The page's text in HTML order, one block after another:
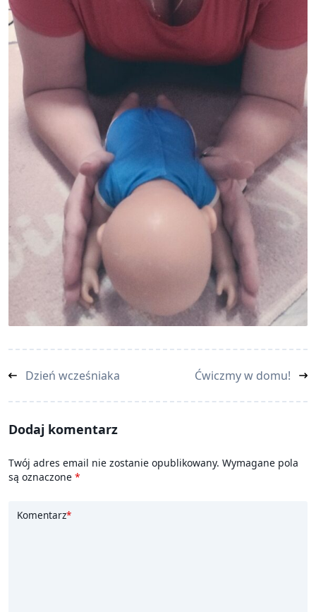
<span
screen-
text">Page</span>
Dzień wcześniaka Ćwiczmy w domu!
Dodaj komentarz
Twój adres email nie zostanie opublikowany. Wymagane pola
są oznaczone *
Komentarz*